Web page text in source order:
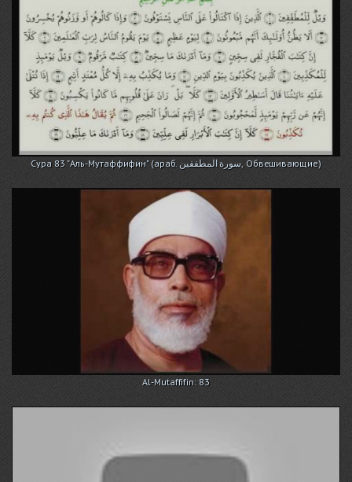
Сура 83 "Аль-Мутаффифин" (араб. سورة المطففين, Обвешивающие)
Al-Mutaffifin: 83